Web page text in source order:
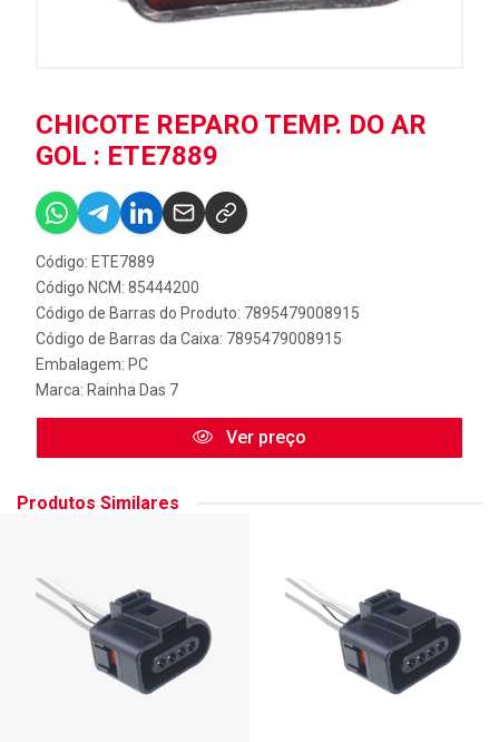
CHICOTE REPARO TEMP. DO AR
GOL : ETE7889
Código: ETE7889
Código NCM: 85444200
Código de Barras do Produto: 7895479008915
Código de Barras da Caixa: 7895479008915
Embalagem: PC
Marca: Rainha Das 7
Ver preço
Produtos Similares